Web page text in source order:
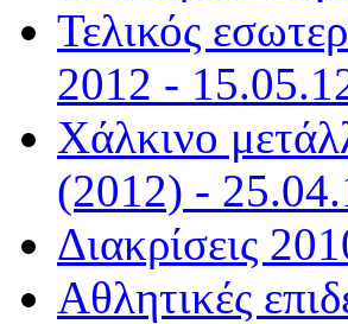
Τελικός
2012 -
Χάλκινο
(2012) -
Διακρίσεις
Αθλητικές